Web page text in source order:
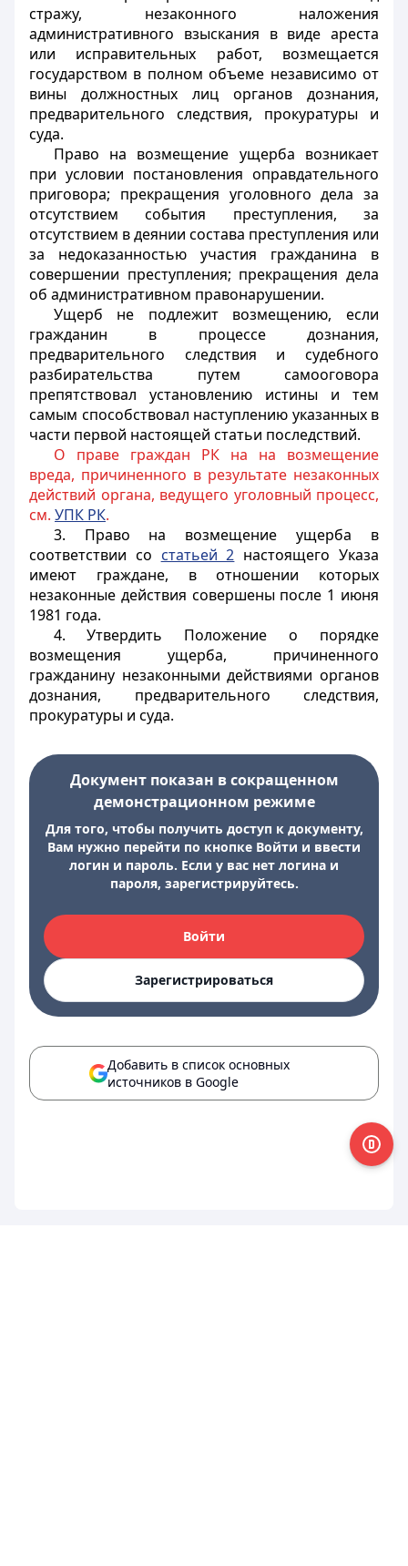
стражу, незаконного наложения
административного взыскания в виде ареста
или исправительных работ, возмещается
государством в полном объеме независимо от
вины должностных лиц органов дознания,
предварительного следствия, прокуратуры и
суда.
Право на возмещение ущерба возникает
при условии постановления оправдательного
приговора; прекращения уголовного дела за
отсутствием события преступления, за
отсутствием в деянии состава преступления или
за недоказанностью участия гражданина в
совершении преступления; прекращения дела
об административном правонарушении.
Ущерб не подлежит возмещению, если
гражданин в процессе дознания,
предварительного следствия и судебного
разбирательства путем самооговора
препятствовал установлению истины и тем
самым способствовал наступлению указанных в
части первой настоящей статьи последствий.
О праве граждан РК на на возмещение
вреда, причиненного в результате незаконных
действий органа, ведущего уголовный процесс,
см. УПК РК.
3. Право на возмещение ущерба в
соответствии со статьей 2 настоящего Указа
имеют граждане, в отношении которых
незаконные действия совершены после 1 июня
1981 года.
4. Утвердить Положение о порядке
возмещения ущерба, причиненного
гражданину незаконными действиями органов
дознания, предварительного следствия,
прокуратуры и суда.
Документ показан в сокращенном
демонстрационном режиме
Для того, чтобы получить доступ к документу,
Вам нужно перейти по кнопке Войти и ввести
логин и пароль. Если у вас нет логина и
пароля, зарегистрируйтесь.
Войти
Зарегистрироваться
Добавить в список основных
источников в Google